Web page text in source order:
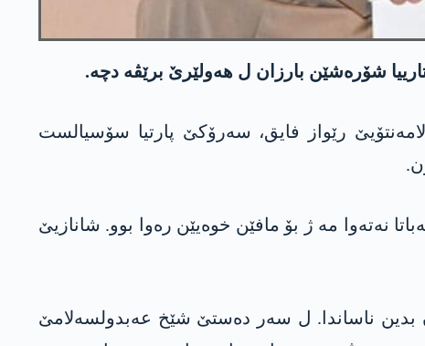
شۆرەشێن بارزان ل ھەولێرێ برێڤە دچە.
رێواز فایق، سەرۆکێ پارتیا سۆسیالست
مە ژ بۆ مافێن خوەیێن رەوا بوو. شانازیێ
بدین ناساندا. ل سەر دەستێ شێخ عەبدولسەلامێ